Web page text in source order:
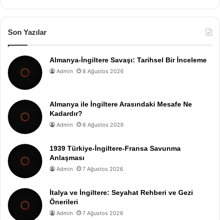
Son Yazılar
Almanya-İngiltere Savaşı: Tarihsel Bir İnceleme
Admin 8 Ağustos 2026
Almanya ile İngiltere Arasındaki Mesafe Ne
Kadardır?
Admin 8 Ağustos 2026
1939 Türkiye-İngiltere-Fransa Savunma
Anlaşması
Admin 7 Ağustos 2026
İtalya ve İngiltere: Seyahat Rehberi ve Gezi
Önerileri
Admin 7 Ağustos 2026